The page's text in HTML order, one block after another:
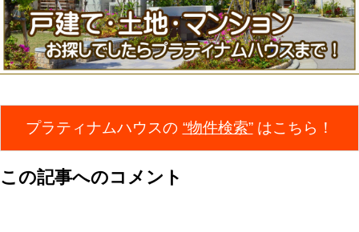
プラティナムハウスの “物件検索” はこちら！
この記事へのコメント